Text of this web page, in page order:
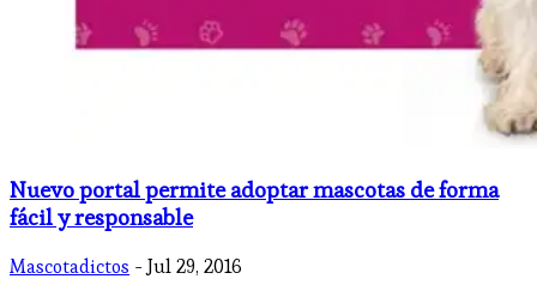
Nuevo portal permite adoptar mascotas de forma
fácil y responsable
Mascotadictos - Jul 29, 2016